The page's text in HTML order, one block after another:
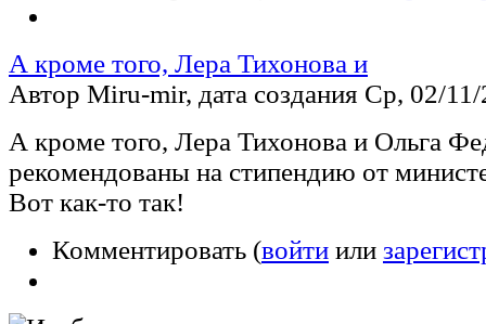
А кроме того, Лера Тихонова и
Автор Miru-mir, дата создания Ср, 02/
А кроме того, Лера Тихонова и Ольга
рекомендованы на стипендию от
Вот как-то так!
Комментировать (войти или